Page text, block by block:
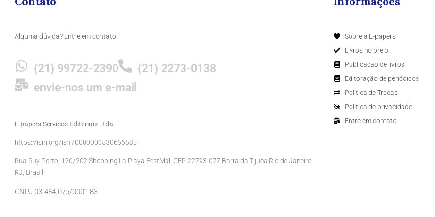
Alguma dúvida? Entre em contato:
(21) 99722-2390
(21) 2273-0138
envie-nos um e-mail
E-papers Servicos Editoriais Ltda.
https://isni.org/isni/0000000530656585
Rua Ruy Porto, 120/202 Shopping La Playa FestMall CEP 22793-077 Barra da Tijuca Rio de Janeiro
RJ, Brasil
CNPJ 03.484.075/0001-83
Sobre a E-papers
Livros no prelo
Publicação de livros
Editoração de periódicos
Política de Trocas
Política de privacidade
Entre em contato